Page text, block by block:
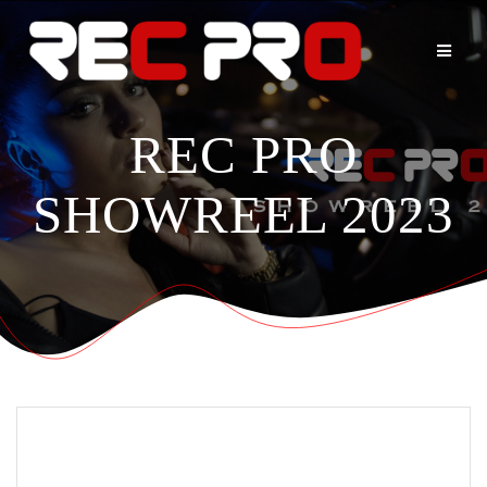
Skip
to
content
REC PRO
SHOWREEL 2023